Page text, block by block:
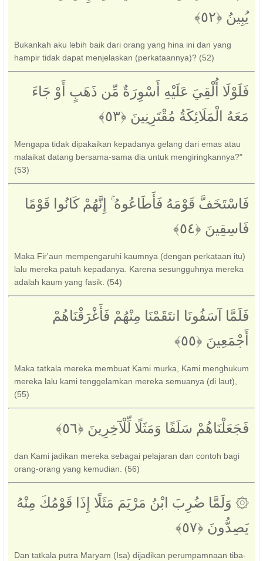
يُبِينُ ‎﴿٥٢﴾‏
Bukankah aku lebih baik dari orang yang hina ini dan yang
hampir tidak dapat menjelaskan (perkataannya)? (52)
فَلَوْلَا أُلْقِيَ عَلَيْهِ أَسْوِرَةٌ مِّن ذَهَبٍ أَوْ جَاءَ
مَعَهُ الْمَلَائِكَةُ مُقْتَرِنِينَ ‎﴿٥٣﴾‏
Mengapa tidak dipakaikan kepadanya gelang dari emas atau
malaikat datang bersama-sama dia untuk mengiringkannya?"
(53)
فَاسْتَخَفَّ قَوْمَهُ فَأَطَاعُوهُ ۚ إِنَّهُمْ كَانُوا قَوْمًا
فَاسِقِينَ ‎﴿٥٤﴾‏
Maka Fir'aun mempengaruhi kaumnya (dengan perkataan itu)
lalu mereka patuh kepadanya. Karena sesungguhnya mereka
adalah kaum yang fasik. (54)
فَلَمَّا آسَفُونَا انتَقَمْنَا مِنْهُمْ فَأَغْرَقْنَاهُمْ
أَجْمَعِينَ ‎﴿٥٥﴾‏
Maka tatkala mereka membuat Kami murka, Kami menghukum
mereka lalu kami tenggelamkan mereka semuanya (di laut),
(55)
فَجَعَلْنَاهُمْ سَلَفًا وَمَثَلًا لِّلْآخِرِينَ ‎﴿٥٦﴾‏
dan Kami jadikan mereka sebagai pelajaran dan contoh bagi
orang-orang yang kemudian. (56)
۞ وَلَمَّا ضُرِبَ ابْنُ مَرْيَمَ مَثَلًا إِذَا قَوْمُكَ مِنْهُ
يَصِدُّونَ ‎﴿٥٧﴾‏
Dan tatkala putra Maryam (Isa) dijadikan perumpamnaan tiba-